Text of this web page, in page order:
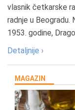
vlasnik četkarske
radnje u
1953. godine,
Detaljnije ›
MAGAZIN